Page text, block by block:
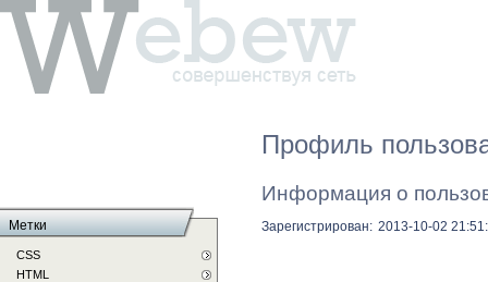
Профиль
Информация о
Зарегистрирован: 2013-10-02
Метки
CSS
HTML